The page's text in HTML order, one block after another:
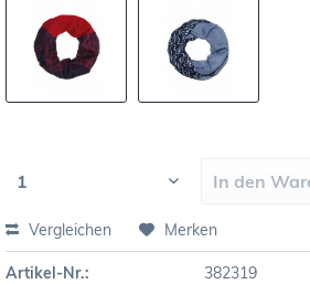
In den
Vergleichen Merken
Artikel-Nr.: 382319